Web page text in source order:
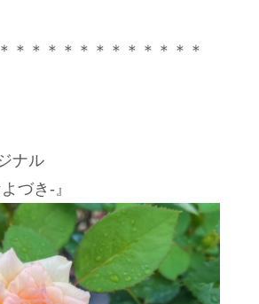
＊＊＊＊＊＊＊＊＊＊＊＊
ナル
づき-』